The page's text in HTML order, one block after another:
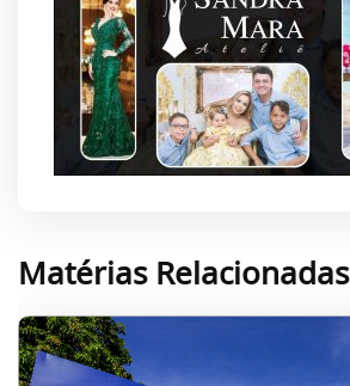
Matérias Relacionadas